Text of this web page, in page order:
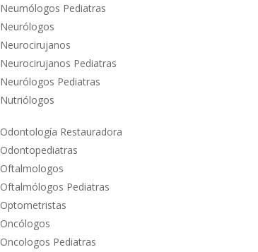
Neumólogos Pediatras
Neurólogos
Neurocirujanos
Neurocirujanos Pediatras
Neurólogos Pediatras
Nutriólogos
Odontología Restauradora
Odontopediatras
Oftalmologos
Oftalmólogos Pediatras
Optometristas
Oncólogos
Oncologos Pediatras